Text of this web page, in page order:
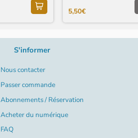
5,50€
S'informer
Nous contacter
Passer commande
Abonnements / Réservation
Acheter du numérique
FAQ